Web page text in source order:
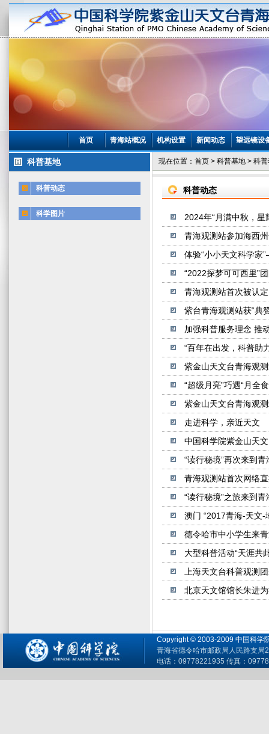
首页 青海站概况 机构设置 新闻动态 望远镜设
科普基地
科普动态
科学图片
现在位置： 首页 > 科普基地 > 科
科普动态
2024年“月满中秋，星
青海观测站参加海西
体验“小小天文科学
“2022探梦可可西里”
青海观测站首次被认
紫台青海观测站获“典
加强科普服务理念 推
“百年在出发，科普助
紫金山天文台青海观
“超级月亮”巧遇“月全
紫金山天文台青海观
走进科学，亲近天文
中国科学院紫金山天
“读行秘境”再次来到
青海观测站首次网络
“读行秘境”之旅来到
澳门 “2017青海-天文-
德令哈市中小学生来
大型科普活动“天涯共
上海天文台科普观测
北京天文馆馆长朱进
Copyright © 2003-2009 中国科学
青海省德令哈市邮政局人民路支局
电话：09778221935 传真：